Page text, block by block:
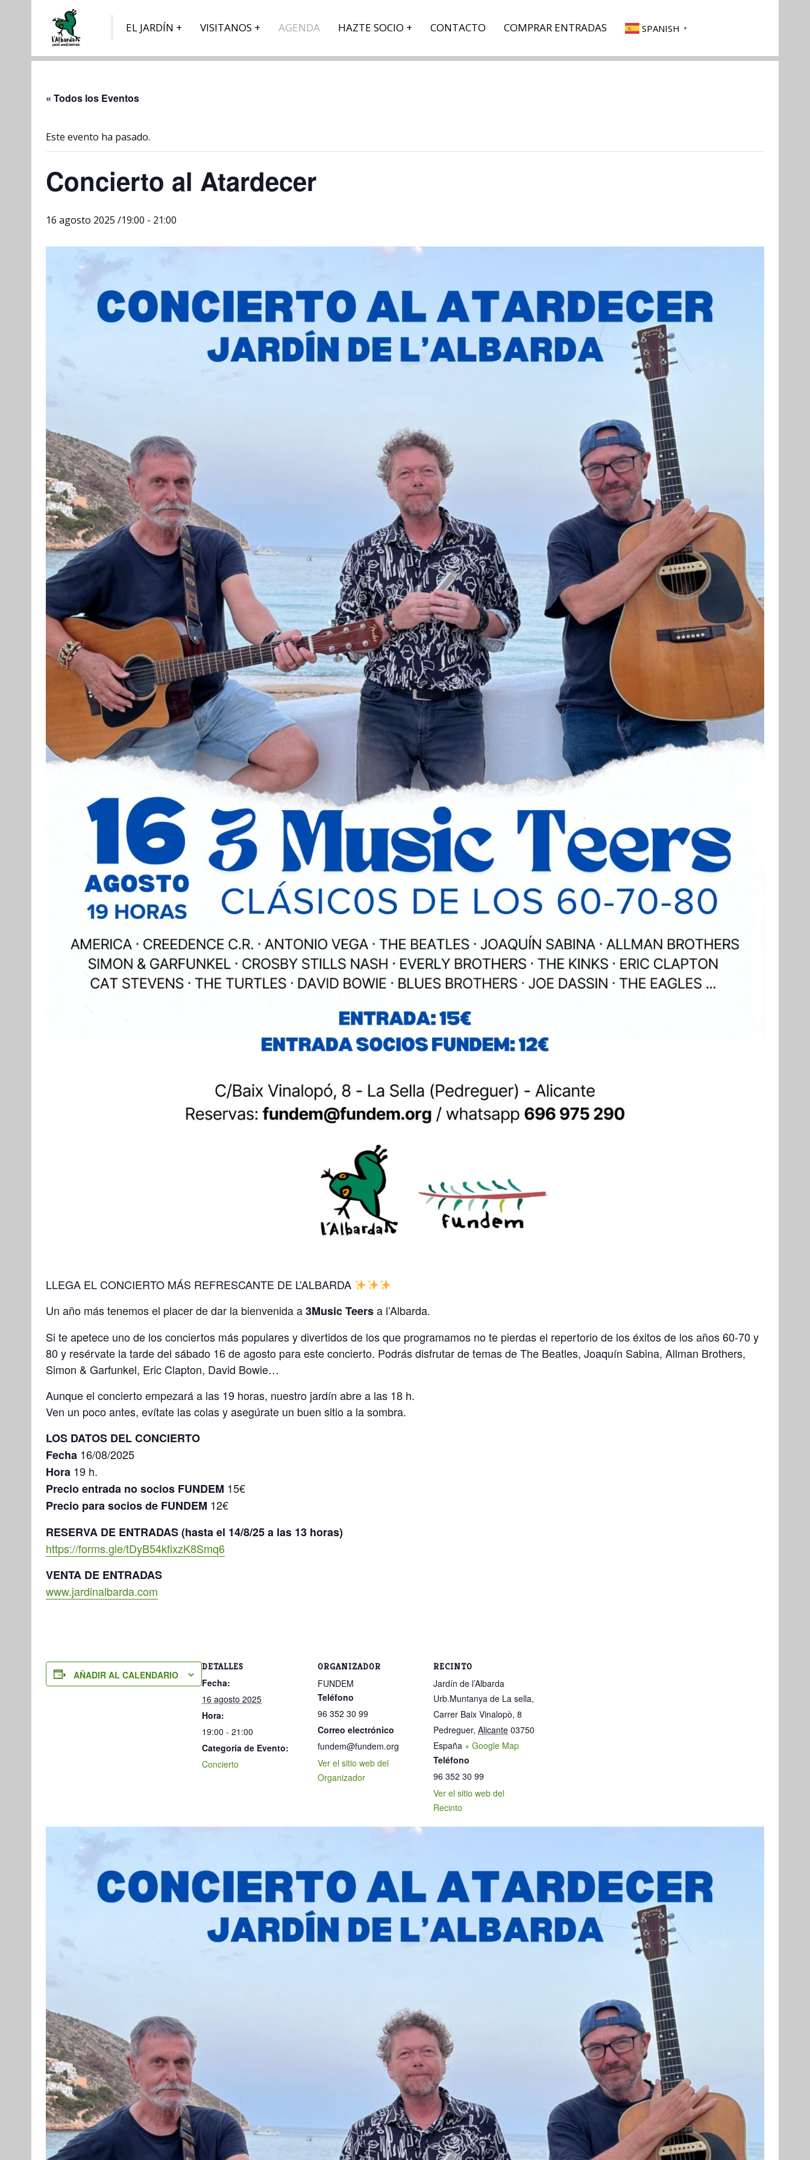
EL JARDÍN VISITANOS AGENDA HAZTE SOCIO CONTACTO COMPRAR ENTRADAS SPANISH ▼
« Todos los Eventos
Este evento ha pasado.
Concierto al Atardecer
16 agosto 2025 /19:00 - 21:00
LLEGA EL CONCIERTO MÁS REFRESCANTE DE L’ALBARDA
Un año más tenemos el placer de dar la bienvenida a3Music Teersa l’Albarda.
Si te apetece uno de los conciertos más populares y divertidos de los que programamos no te pierdas el repertorio de los éxitos de los años 60-70 y
80 y resérvate la tarde del sábado 16 de agosto para este concierto. Podrás disfrutar de temas de The Beatles, Joaquín Sabina, Allman Brothers,
Simon & Garfunkel, Eric Clapton, David Bowie…
Aunque el concierto empezará a las 19 horas, nuestro jardín abre a las 18 h.
Ven un poco antes, evítate las colas y asegúrate un buen sitio a la sombra.
LOS DATOS DEL CONCIERTO
Fecha 16/08/2025
Hora 19 h.
Precio entrada no socios FUNDEM 15€
Precio para socios de FUNDEM 12€
RESERVA DE ENTRADAS (hasta el 14/8/25 a las 13 horas)
https://forms.gle/tDyB54kfixzK8Smq6
VENTA DE ENTRADAS
www.jardinalbarda.com
AÑADIR AL CALENDARIO
DETALLES
Fecha:
16 agosto 2025
Hora:
19:00 - 21:00
Categoría de Evento:
Concierto
ORGANIZADOR
FUNDEM
Teléfono
96 352 30 99
Correo electrónico
fundem@fundem.org
Ver el sitio web del
Organizador
RECINTO
Jardín de l’Albarda
Urb.Muntanya de La sella,
Carrer Baix Vinalopò, 8
Pedreguer, Alicante 03750
España + Google Map
Teléfono
96 352 30 99
Ver el sitio web del
Recinto